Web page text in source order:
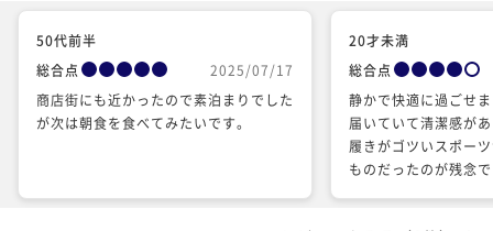
50代前半
総合点
2025/07/17
商店街にも近かったので素泊まりでした
が次は朝食を食べてみたいです。
20才未満
総合点
静かで快適に過ごせ
届いていて清潔感が
履きがゴツいスポー
ものだったのが残念